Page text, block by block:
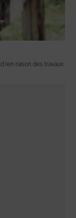
(en raison des travaux